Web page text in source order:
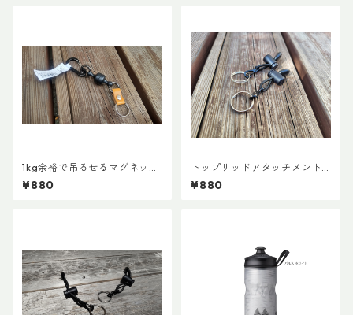
1kg余裕で吊るせるマグネット
キーホルダー
¥880
トップリッドアタッチメント
(ペア)
¥880